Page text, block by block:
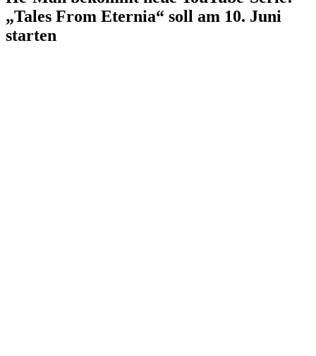
„Tales From Eternia“ soll am 10. Juni
starten